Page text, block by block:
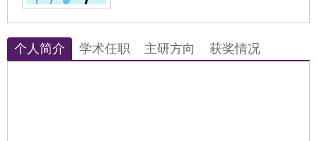
个人简介 学术任职 主研方向 获奖情况